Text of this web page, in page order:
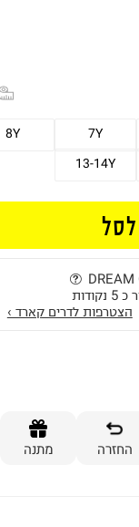
7Y
8Y
13-14Y
הצטרפות לדרים קארד ›
החזרה מתנה